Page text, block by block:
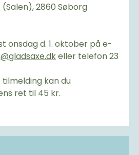
(Salen), 2860 Søborg
onsdag d. 1. oktober på e-
eller telefon 23
kan du
ret til 45 kr.